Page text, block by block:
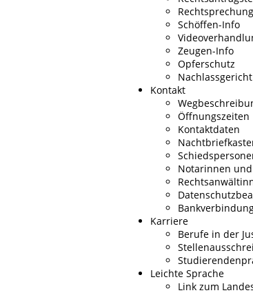
Schöffen-Info
Zeugen-Info
Opferschutz
Nachlassgericht
Kontakt
Öffnungszeiten
Kontaktdaten
Notarinnen
Karriere
Berufe in der
Leichte Sprache
Link zum